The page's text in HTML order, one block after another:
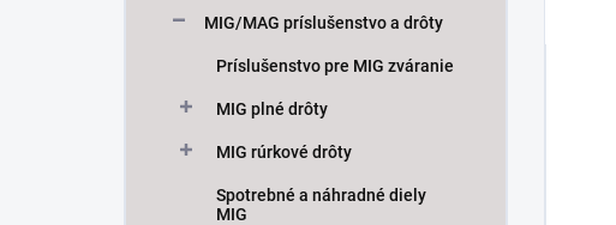
MIG/MAG príslušenstvo a drôty
Príslušenstvo pre MIG zváranie
MIG plné drôty
MIG rúrkové drôty
Spotrebné a náhradné diely
MIG